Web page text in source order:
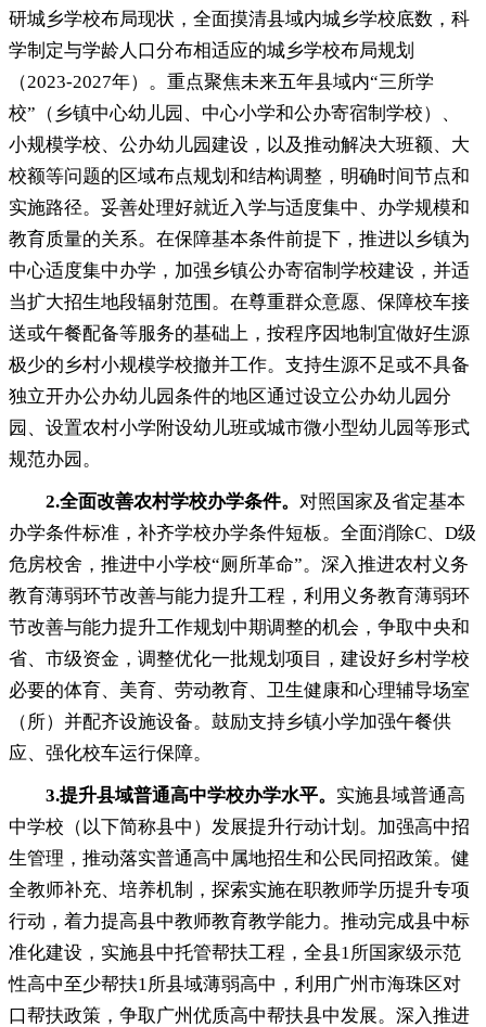
研城乡学校布局现状 ， 全面摸清县域内城乡学校底数，科
学制定与学龄人口分布相适应的城乡学校布局规划
（2023-2027年） 。 重点聚焦未来五年县域内“三所学
校”（乡镇中心幼儿园、中心小学和公办寄宿制学校）、
小规模学校、公办幼儿园建设，以及推动解决大班额、大
校额等问题的区域布点规划和结构调整 ， 明确时间节点和
实施路径。妥善处理好就近入学与适度集中、办学规模和
教育质量的关系。 在保障基本条件前提下，推进以乡镇为
中心适度集中办学 ， 加强乡镇公办寄宿制学校建设，并适
当扩大招生地段辐射范围 。 在尊重群众意愿、保障校车接
送或午餐配备等服务的基础上，按程序因地制宜做好生源
极少的乡村小规模学校撤并工作。 支持生源不足或不具备
独立开办公办幼儿园条件的地区通过设立公办幼儿园分
园、设置农村小学附设幼儿班或城市微小型幼儿园等形式
规范办园。
2.全面改善农村学校办学条件。 对照国家及省定基本
办学条件标准 ， 补齐学校办学条件短板。全面消除C、D级
危房校舍 ， 推进中小学校“厕所革命”。深入推进农村义务
教育薄弱环节改善与能力提升工程 ， 利用义务教育薄弱环
节改善与能力提升工作规划中期调整的机会，争取中央和
省、市级资金 ， 调整优化一批规划项目，建设好乡村学校
必要的体育、美育、劳动教育、卫生健康和心理辅导场室
（所）并配齐设施设备。 鼓励支持乡镇小学加强午餐供
应、强化校车运行保障。
3.提升县域普通高中学校办学水平。 实施县域普通高
中学校（以下简称县中）发展提升行动计划 。 加强高中招
生管理，推动落实普通高中属地招生和公民同招政策。 健
全教师补充、培养机制，探索实施在职教师学历提升专项
行动 ， 着力提高县中教师教育教学能力。推动完成县中标
准化建设 ， 实施县中托管帮扶工程，全县1所国家级示范
性高中至少帮扶1所县域薄弱高中 ， 利用广州市海珠区对
口帮扶政策，争取广州优质高中帮扶县中发展。 深入推进